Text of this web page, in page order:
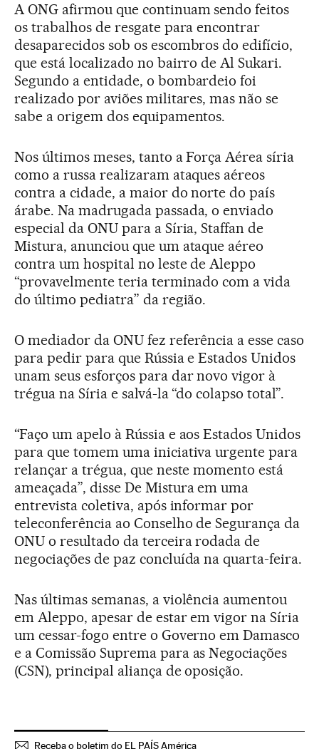
A ONG afirmou que continuam sendo feitos
os trabalhos de resgate para encontrar
desaparecidos sob os escombros do edifício,
que está localizado no bairro de Al Sukari.
Segundo a entidade, o bombardeio foi
realizado por aviões militares, mas não se
sabe a origem dos equipamentos.
Nos últimos meses, tanto a Força Aérea síria
como a russa realizaram ataques aéreos
contra a cidade, a maior do norte do país
árabe. Na madrugada passada, o enviado
especial da ONU para a Síria, Staffan de
Mistura, anunciou que um ataque aéreo
contra um hospital no leste de Aleppo
“provavelmente teria terminado com a vida
do último pediatra” da região.
O mediador da ONU fez referência a esse caso
para pedir para que Rússia e Estados Unidos
unam seus esforços para dar novo vigor à
trégua na Síria e salvá-la “do colapso total”.
“Faço um apelo à Rússia e aos Estados Unidos
para que tomem uma iniciativa urgente para
relançar a trégua, que neste momento está
ameaçada”, disse De Mistura em uma
entrevista coletiva, após informar por
teleconferência ao Conselho de Segurança da
ONU o resultado da terceira rodada de
negociações de paz concluída na quarta-feira.
Nas últimas semanas, a violência aumentou
em Aleppo, apesar de estar em vigor na Síria
um cessar-fogo entre o Governo em Damasco
e a Comissão Suprema para as Negociações
(CSN), principal aliança de oposição.
Receba o boletim do EL PAÍS América